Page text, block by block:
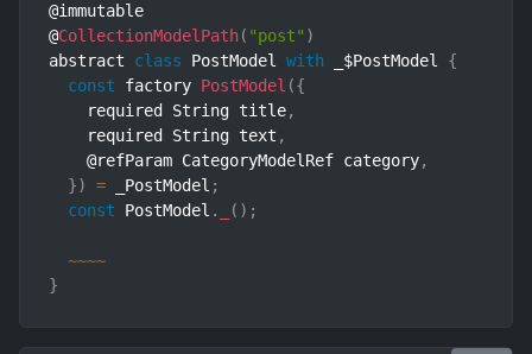
@immutable
@CollectionModelPath( "post" )
abstract class PostModel with _$PostModel {
const factory PostModel ({
    required String title
,
    required String text
,
    @refParam CategoryModelRef category
,
}) = _PostModel ;
const PostModel . ( ) ;
~~~~
}